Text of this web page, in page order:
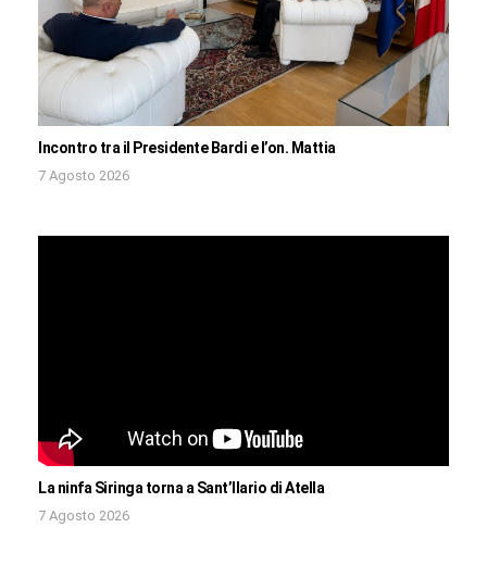
Incontro tra il Presidente Bardi e l’on. Mattia
7 Agosto 2026
La ninfa Siringa torna a Sant’Ilario di Atella
7 Agosto 2026